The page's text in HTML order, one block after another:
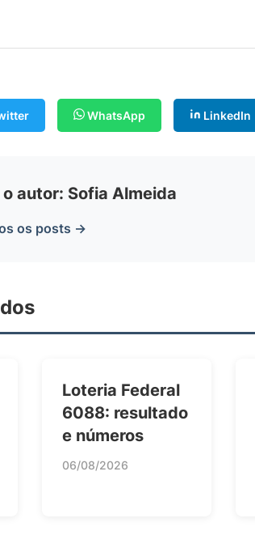
WhatsApp LinkedIn
o autor: Sofia Almeida
os posts →
Loteria Federal
6088: resultado
e números
06/08/2026